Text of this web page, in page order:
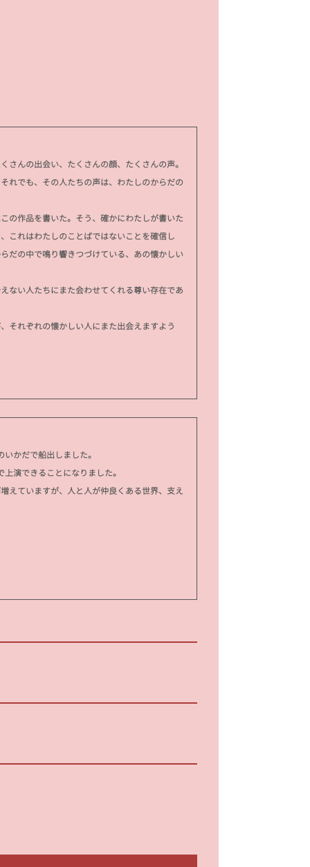
んの出会い、たくさんの顔、たくさんの声。
れでも、その人たちの声は、わたしのからだの
作品を書いた。そう、確かにわたしが書いた
これはわたしのことばではないことを確信し
だの中で鳴り響きつづけている、あの懐かしい
い人たちにまた会わせてくれる尊い存在であ
れぞれの懐かしい人にまた出会えますよう
かだで船出しました。
演できることになりました。
えていますが、人と人が仲良くある世界、支え